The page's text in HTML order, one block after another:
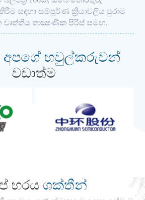
සඳහා සම්පූර්ණ ක්‍රියාවලිය පුරාම
තාක්‍ෂණික පිරිස් සමඟ.
අපගේ හවුල්කරුවන්
වඩාත්ම
හරයශක්තීන්